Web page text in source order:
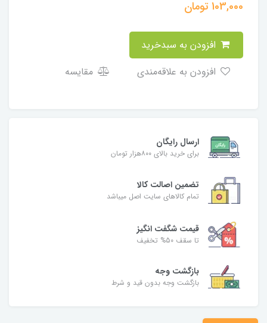
103,000تومان
مقایسه
ارسال رایگان
برای خرید بالای ۸۰۰هزار تومان
تضمین اصالت کالا
تمام کالاهای سایت اصل میباشد
قیمت شگفت انگیز
تا سقف 50% تخفیف
بازگشت وجه
بازگشت وجه بدون قید و شرط